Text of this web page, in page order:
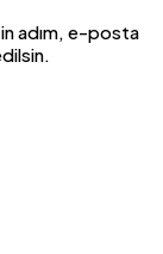
adım, e-posta